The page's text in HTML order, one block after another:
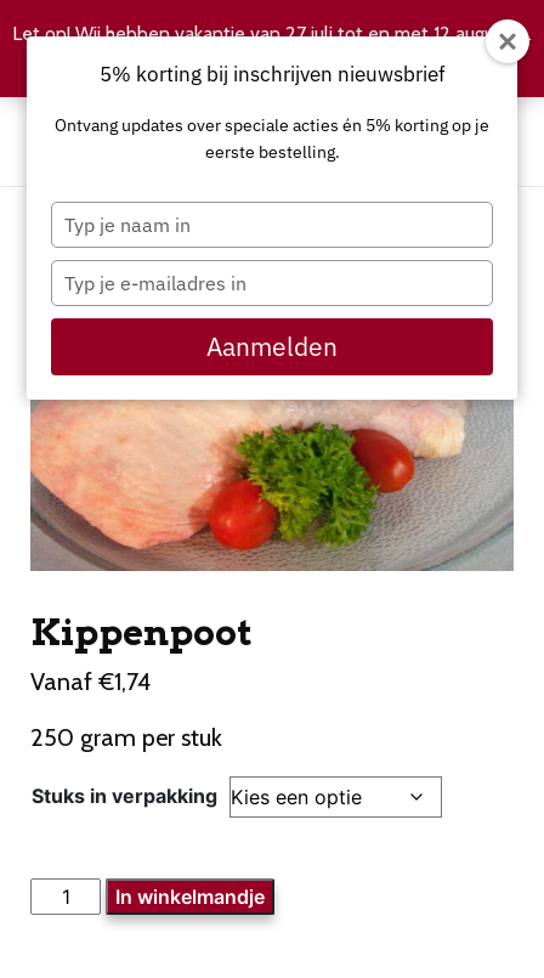
Kippenpoot
Vanaf €1,74
250 gram per stuk
Stuks in verpakking
Kippenpoot
aantal
In winkelmandje
5% korting bij inschrijven nieuwsbrief
Ontvang updates over speciale acties én 5% korting op je
eerste bestelling.
Typ
je
naam
Typ
je
e-
in
Aanmelden
Let op! Wij hebben vakantie van 27 juli tot en met 12 augustus.
Negeren